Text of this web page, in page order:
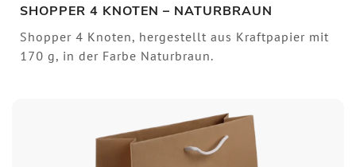
SHOPPER 4 KNOTEN – NATURBRAUN
Shopper 4 Knoten, hergestellt aus Kraftpapier mit
170 g, in der Farbe Naturbraun.